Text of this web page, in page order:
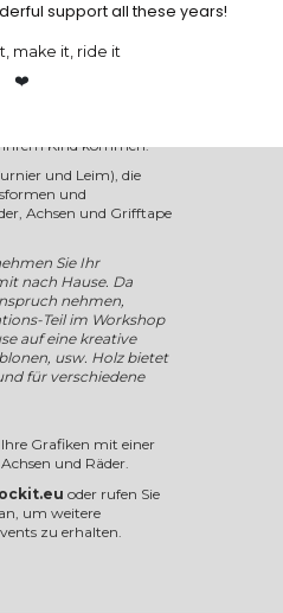
Kind kommen.
und Leim), die
und
Achsen und Grifftape
Sie Ihr
nach Hause. Da
nehmen,
Teil im Workshop
auf eine kreative
usw. Holz bietet
für verschiedene
Ihre Grafiken mit einer
und Räder.
oder rufen Sie
an, um weitere
zu erhalten.
support all these years!
❤️
make it, ride it